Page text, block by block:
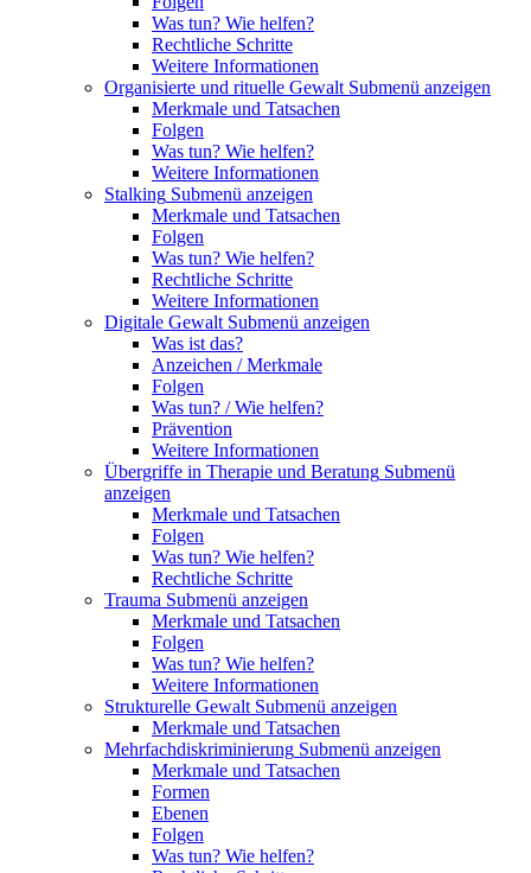
Was tun? Wie helfen?
Rechtliche Schritte
Weitere Informationen
Organisierte und rituelle Gewalt Submenü anzeigen
Merkmale und Tatsachen
Folgen
Was tun? Wie helfen?
Weitere Informationen
Stalking Submenü anzeigen
Merkmale und Tatsachen
Folgen
Was tun? Wie helfen?
Rechtliche Schritte
Weitere Informationen
Digitale Gewalt Submenü anzeigen
Was ist das?
Anzeichen / Merkmale
Folgen
Was tun? / Wie helfen?
Prävention
Weitere Informationen
Übergriffe in Therapie und Beratung Submenü
anzeigen
Merkmale und Tatsachen
Folgen
Was tun? Wie helfen?
Rechtliche Schritte
Trauma Submenü anzeigen
Merkmale und Tatsachen
Folgen
Was tun? Wie helfen?
Weitere Informationen
Strukturelle Gewalt Submenü anzeigen
Merkmale und Tatsachen
Mehrfachdiskriminierung Submenü anzeigen
Merkmale und Tatsachen
Formen
Ebenen
Folgen
Was tun? Wie helfen?